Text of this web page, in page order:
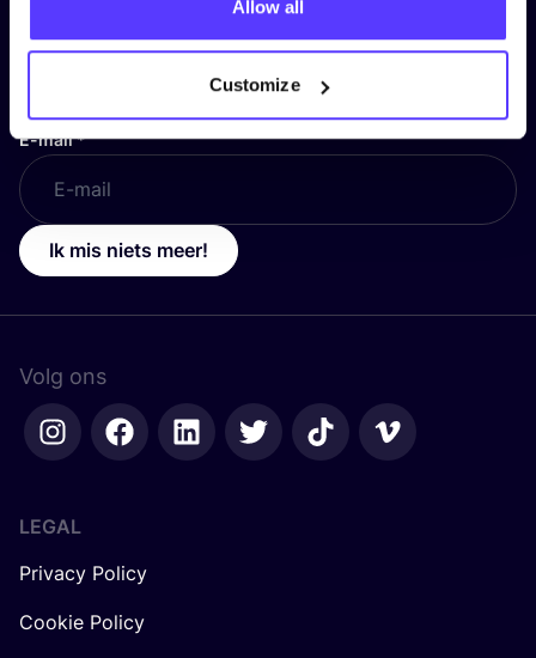
Allow all
Customize
Voornaam*
E-mail*
Ik mis niets meer!
Volg ons
LEGAL
Privacy Policy
Cookie Policy